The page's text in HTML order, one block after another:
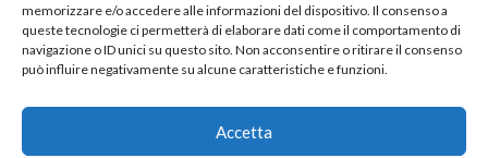
memorizzare e/o accedere alle informazioni del dispositivo. Il consenso a
queste tecnologie ci permetterà di elaborare dati come il comportamento di
navigazione o ID unici su questo sito. Non acconsentire o ritirare il consenso
può influire negativamente su alcune caratteristiche e funzioni.
Accetta